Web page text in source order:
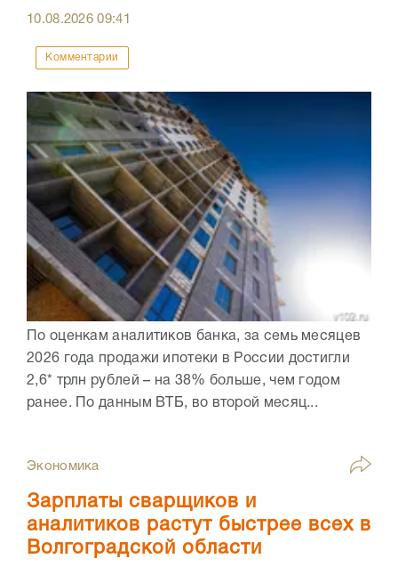
10.08.202609:41
Комментарии
По оценкам аналитиков банка, за семь месяцев
2026 года продажи ипотеки в России достигли
2,6* трлн рублей – на 38% больше, чем годом
ранее. По данным ВТБ, во второй месяц...
Экономика
Зарплаты сварщиков и
аналитиков растут быстрее всех в
Волгоградской области